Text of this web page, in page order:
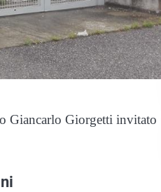
Giancarlo Giorgetti invitato